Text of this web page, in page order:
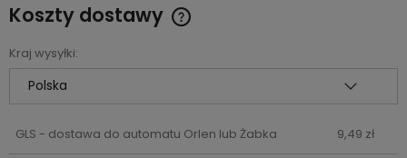
Koszty dostawy
Cena nie zawiera ewentualnych kosztów płatności
Kraj wysyłki:
GLS - dostawa do automatu Orlen lub Żabka 9,49 zł